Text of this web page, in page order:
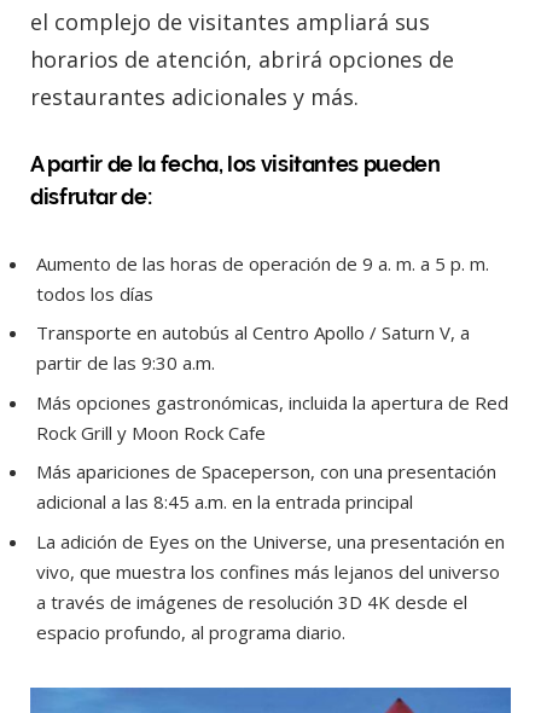
el complejo de visitantes ampliará sus
horarios de atención, abrirá opciones de
restaurantes adicionales y más.
A partir de la fecha, los visitantes pueden
disfrutar de:
Aumento de las horas de operación de 9 a. m. a 5 p. m.
todos los días
Transporte en autobús al Centro Apollo / Saturn V, a
partir de las 9:30 a.m.
Más opciones gastronómicas, incluida la apertura de Red
Rock Grill y Moon Rock Cafe
Más apariciones de Spaceperson, con una presentación
adicional a las 8:45 a.m. en la entrada principal
La adición de Eyes on the Universe, una presentación en
vivo, que muestra los confines más lejanos del universo
a través de imágenes de resolución 3D 4K desde el
espacio profundo, al programa diario.